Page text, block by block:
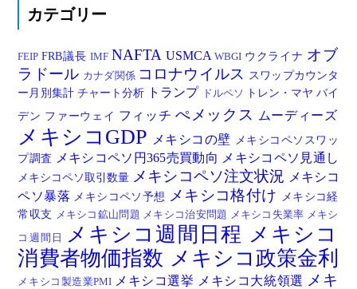
カテゴリー
FEIPFRB議長IMF NAFTA USMCAWBGI ウクライナ オブ
ラドール カナダ関係 コロナウイルス
スワップカウンタ
ー月別集計 チャート分析 トランプ ドルペソ トレン・マヤバイ
デン ファーウェイ フィッチぺメックス ムーディーズ
メキシコGDP メキシコの壁
メキシコペソスワッ
プ調査
メキシコペソ円365売買動向 メキシコペソ見通し
メキシコペソ取引数量 メキシコペソ注文状況 メキシコ
ペソ暴落 メキシコペソ予想 メキシコ格付け
メキシコ経
常収支 メキシコ鉱山問題 メキシコ治安問題 メキシコ失業率 メキシ
コ週間日 メキシコ週間日程 メキシコ
消費者物価指数 メキシコ政策金利
メキシコ製造業PMI メキシコ選挙 メキシコ大統領選 メキ